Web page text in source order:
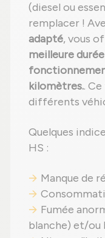
(diesel ou
remplacer !
adapté, vous
meilleure
kilomètres..
différents
Quelques
HS :
Manque de
Fumée
blanche) et/ou